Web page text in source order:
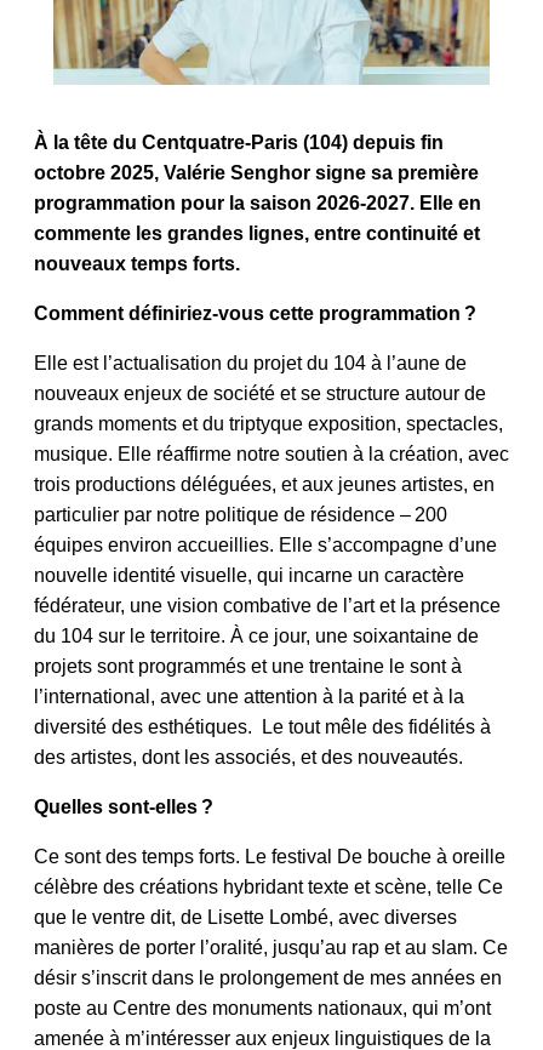
À la tête du Centquatre-Paris (104) depuis fin
octobre 2025, Valérie Senghor signe sa première
programmation pour la saison 2026-2027. Elle en
commente les grandes lignes, entre continuité et
nouveaux temps forts.
Comment définiriez-vous cette programmation ?
Elle est l’actualisation du projet du 104 à l’aune de
nouveaux enjeux de société et se structure autour de
grands moments et du triptyque exposition, spectacles,
musique. Elle réaffirme notre soutien à la création, avec
trois productions déléguées, et aux jeunes artistes, en
particulier par notre politique de résidence – 200
équipes environ accueillies. Elle s’accompagne d’une
nouvelle identité visuelle, qui incarne un caractère
fédérateur, une vision combative de l’art et la présence
du 104 sur le territoire. À ce jour, une soixantaine de
projets sont programmés et une trentaine le sont à
l’international, avec une attention à la parité et à la
diversité des esthétiques. Le tout mêle des fidélités à
des artistes, dont les associés, et des nouveautés.
Quelles sont-elles ?
Ce sont des temps forts. Le festival De bouche à oreille
célèbre des créations hybridant texte et scène, telle Ce
que le ventre dit, de Lisette Lombé, avec diverses
manières de porter l’oralité, jusqu’au rap et au slam. Ce
désir s’inscrit dans le prolongement de mes années en
poste au Centre des monuments nationaux, qui m’ont
amenée à m’intéresser aux enjeux linguistiques de la